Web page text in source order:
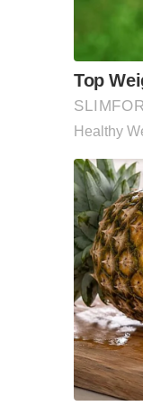
Ketika
jalan.
Dalam
Akibat
depan